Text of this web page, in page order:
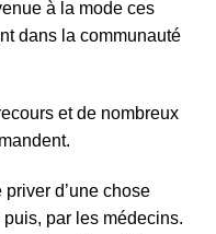
à la mode ces
dans la communauté
et de nombreux
d’une chose
par les médecins.